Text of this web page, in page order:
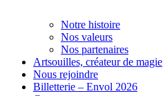
Notre histoire
Nos valeurs
Nos partenaires
Artsouilles, créateur de magie
Nous rejoindre
Billetterie – Envol 2026